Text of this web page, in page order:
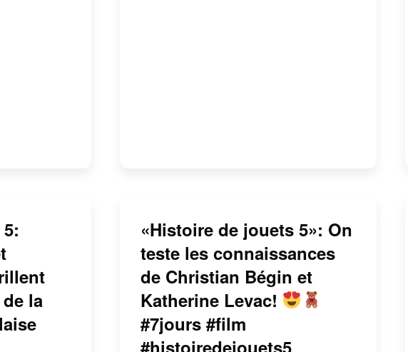
la
«Histoire de jouets 5»: On
teste les connaissances
de Christian Bégin et
Katherine Levac!
#7jours #film
#histoiredejouets5